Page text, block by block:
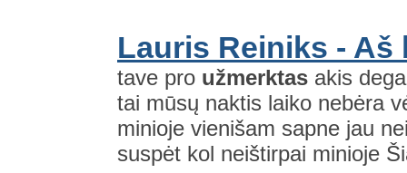
Lauris Reiniks - Aš
tave pro užmerktas akis
tai mūsų naktis laiko nebėra
minioje vienišam sapne jau
suspėt kol neištirpai minioje